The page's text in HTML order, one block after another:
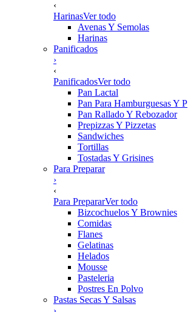
‹
HarinasVer todo
Avenas Y Semolas
Harinas
Panificados
›
‹
PanificadosVer todo
Pan Lactal
Pan Para Hamburguesas Y P
Pan Rallado Y Rebozador
Prepizzas Y Pizzetas
Sandwiches
Tortillas
Tostadas Y Grisines
Para Preparar
›
‹
Para PrepararVer todo
Bizcochuelos Y Brownies
Comidas
Flanes
Gelatinas
Helados
Mousse
Pasteleria
Postres En Polvo
Pastas Secas Y Salsas